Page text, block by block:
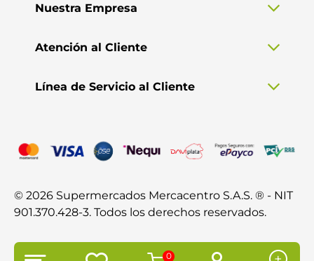
0
Nuestra Empresa
Atención al Cliente
Línea de Servicio al Cliente
© 2026 Supermercados Mercacentro S.A.S. ® - NIT
901.370.428-3. Todos los derechos reservados.